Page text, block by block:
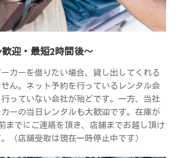
迎・最短2時間後～
カーを借りたい場合、貸し出してくれる
ん。ネット予約を行っているレンタル会
っていない会社が殆どです。一方、当社
ーの当日レンタルも大歓迎です。在庫が
までにご連絡を頂き、店舗までお越し頂け
（店舗受取は現在一時停止中です）